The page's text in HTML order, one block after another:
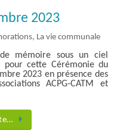
2023
, La vie communale
mémoire sous un ciel
pour cette Cérémonie du
2023 en présence des
ACPG-CATM et